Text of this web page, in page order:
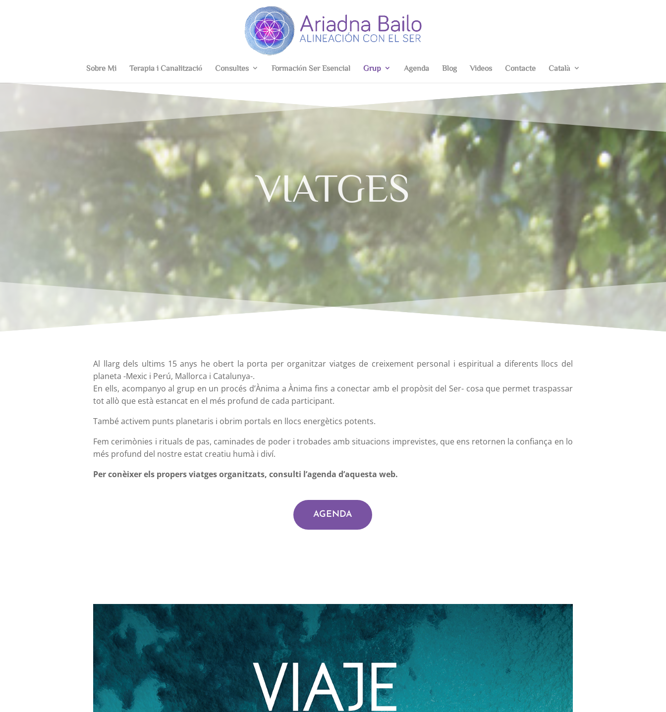
Sobre Mi Terapia i Canalització Consultes Formación Ser Esencial Grup Agenda Blog Videos Contacte Català
VIATGES
Al llarg dels ultims 15 anys he obert la porta per organitzar viatges de creixement personal i espiritual a diferents llocs del
planeta -Mexic i Perú, Mallorca i Catalunya-.
En ells, acompanyo al grup en un procés d’Ànima a Ànima fins a conectar amb el propòsit del Ser- cosa que permet traspassar
tot allò que està estancat en el més profund de cada participant.
També activem punts planetaris i obrim portals en llocs energètics potents.
Fem cerimònies i rituals de pas, caminades de poder i trobades amb situacions imprevistes, que ens retornen la confiança en lo
més profund del nostre estat creatiu humà i diví.
Per conèixer els propers viatges organitzats, consulti l’agenda d’aquesta web.
AGENDA